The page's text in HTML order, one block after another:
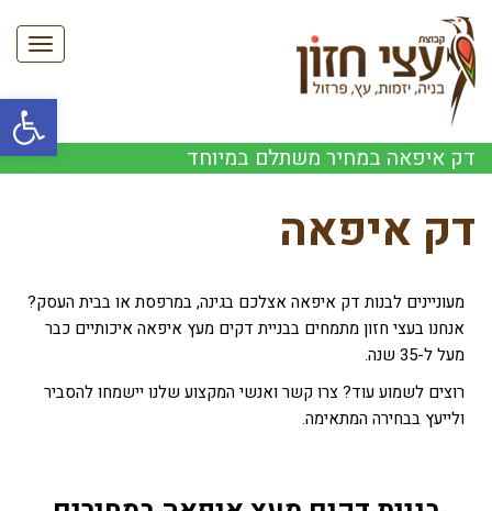
פתח
דק איפאה במחיר משתלם במיוחד
דק איפאה
מעוניינים לבנות דק איפאה אצלכם בגינה, במרפסת או בבית העסק?
אנחנו בעצי חזון מתמחים בבניית דקים מעץ איפאה איכותיים כבר
מעל ל-35 שנה.
רוצים לשמוע עוד? צרו קשר ואנשי המקצוע שלנו יישמחו להסביר
ולייעץ בבחירה המתאימה.